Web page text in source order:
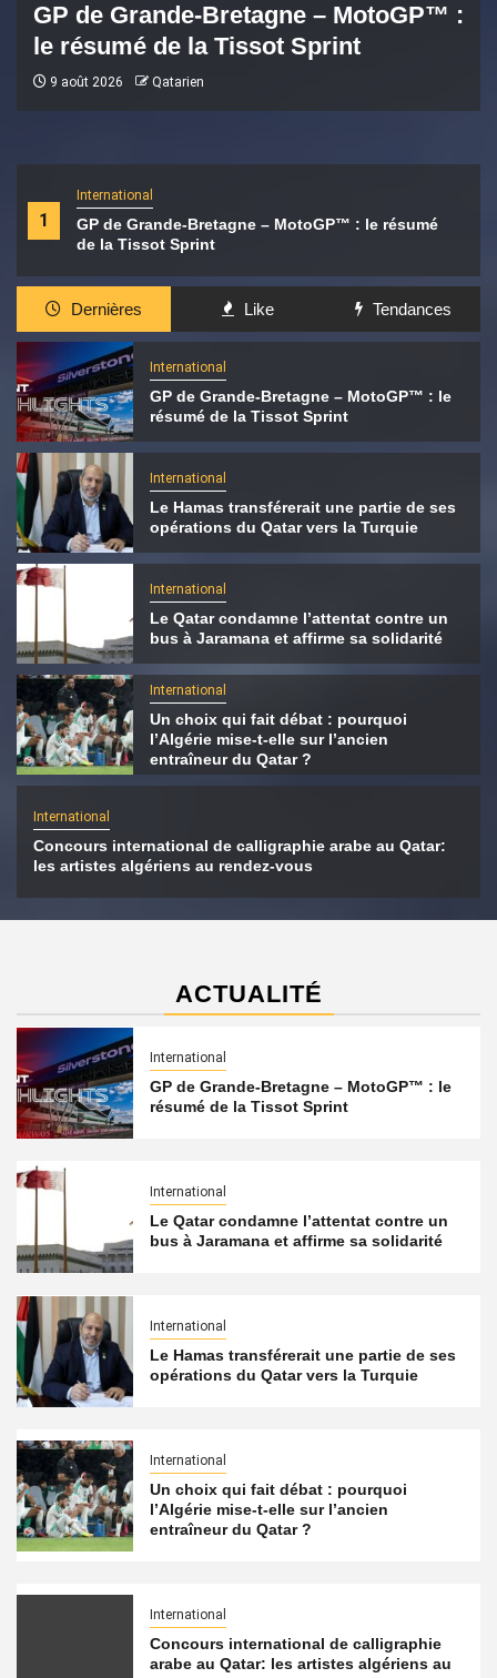
1
International
GP de Grande-Bretagne – MotoGP™ : le résumé
de la Tissot Sprint
GP de Grande-Bretagne – MotoGP™ :
le résumé de la Tissot Sprint
9 août 2026 Qatarien
Dernières Like Tendances
International
GP de Grande-Bretagne – MotoGP™ : le
résumé de la Tissot Sprint
International
Le Hamas transférerait une partie de ses
opérations du Qatar vers la Turquie
International
Le Qatar condamne l’attentat contre un
bus à Jaramana et affirme sa solidarité
International
Un choix qui fait débat : pourquoi
l’Algérie mise-t-elle sur l’ancien
entraîneur du Qatar ?
International
Concours international de calligraphie arabe au Qatar:
les artistes algériens au rendez-vous
ACTUALITÉ
International
GP de Grande-Bretagne – MotoGP™ : le
résumé de la Tissot Sprint
International
Le Qatar condamne l’attentat contre un
bus à Jaramana et affirme sa solidarité
International
Le Hamas transférerait une partie de ses
opérations du Qatar vers la Turquie
International
Un choix qui fait débat : pourquoi
l’Algérie mise-t-elle sur l’ancien
entraîneur du Qatar ?
International
Concours international de calligraphie
arabe au Qatar: les artistes algériens au